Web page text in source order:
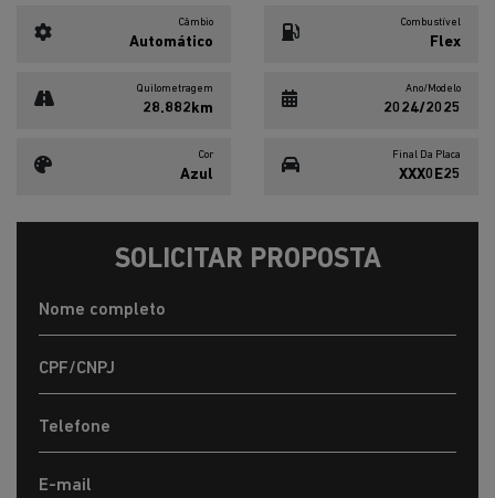
Câmbio
Automático
Combustível
Flex
Quilometragem
28.882km
Ano/Modelo
2024/2025
Cor
Azul
Final Da Placa
XXX0E25
SOLICITAR PROPOSTA